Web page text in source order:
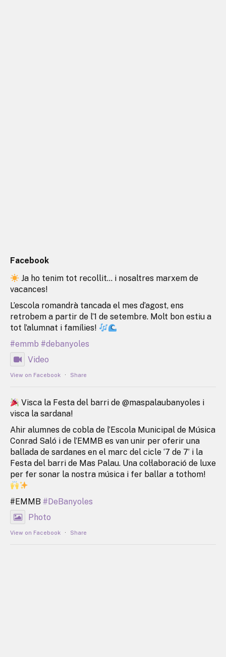
Facebook
Ja ho tenim tot recollit… i nosaltres marxem de
vacances!
L’escola romandrà tancada el mes d’agost, ens
retrobem a partir de l’1 de setembre. Molt bon estiu a
tot l’alumnat i famílies!
#emmb #debanyoles
Video
View on Facebook · Share
Visca la Festa del barri de @maspalaubanyoles i
visca la sardana!
Ahir alumnes de cobla de l’Escola Municipal de Música
Conrad Saló i de l’EMMB es van unir per oferir una
ballada de sardanes en el marc del cicle ‘7 de 7’ i la
Festa del barri de Mas Palau. Una col·laboració de luxe
per fer sonar la nostra música i fer ballar a tothom!
#EMMB #DeBanyoles
Photo
View on Facebook · Share